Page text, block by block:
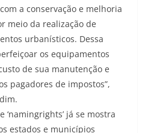
a conservação e melhoria
meio da realização de
urbanísticos. Dessa
os equipamentos
de sua manutenção e
pagadores de impostos”,
‘namingrights’ já se mostra
estados e municípios